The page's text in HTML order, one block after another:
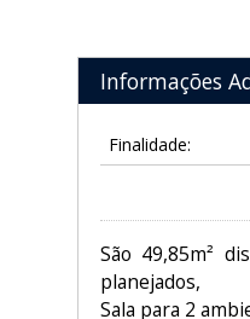
Informações
Finalidade:
São 49,85m²
planejados,
Sala para 2